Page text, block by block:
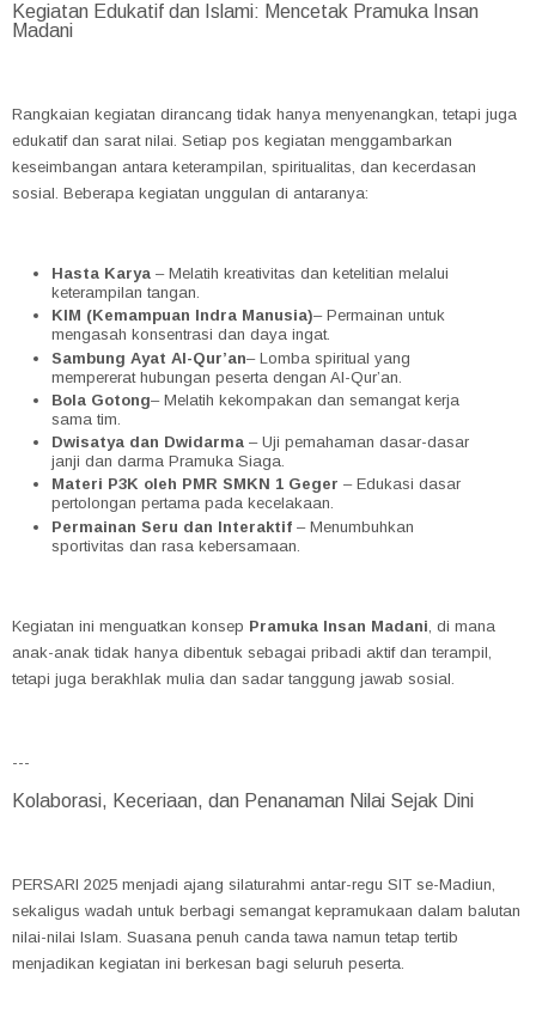
Kegiatan Edukatif dan Islami: Mencetak Pramuka Insan
Madani
Rangkaian kegiatan dirancang tidak hanya menyenangkan, tetapi juga
edukatif dan sarat nilai. Setiap pos kegiatan menggambarkan
keseimbangan antara keterampilan, spiritualitas, dan kecerdasan
sosial. Beberapa kegiatan unggulan di antaranya:
Hasta Karya– Melatih kreativitas dan ketelitian melalui
keterampilan tangan.
KIM (Kemampuan Indra Manusia)– Permainan untuk
mengasah konsentrasi dan daya ingat.
Sambung Ayat Al-Qur’an– Lomba spiritual yang
mempererat hubungan peserta dengan Al-Qur’an.
Bola Gotong– Melatih kekompakan dan semangat kerja
sama tim.
Dwisatya dan Dwidarma – Uji pemahaman dasar-dasar
janji dan darma Pramuka Siaga.
Materi P3K oleh PMR SMKN 1 Geger – Edukasi dasar
pertolongan pertama pada kecelakaan.
Permainan Seru dan Interaktif– Menumbuhkan
sportivitas dan rasa kebersamaan.
Kegiatan ini menguatkan konsep Pramuka Insan Madani , di mana
anak-anak tidak hanya dibentuk sebagai pribadi aktif dan terampil,
tetapi juga berakhlak mulia dan sadar tanggung jawab sosial.
---
Kolaborasi, Keceriaan, dan Penanaman Nilai Sejak Dini
PERSARI 2025 menjadi ajang silaturahmi antar-regu SIT se-Madiun,
sekaligus wadah untuk berbagi semangat kepramukaan dalam balutan
nilai-nilai Islam. Suasana penuh canda tawa namun tetap tertib
menjadikan kegiatan ini berkesan bagi seluruh peserta.